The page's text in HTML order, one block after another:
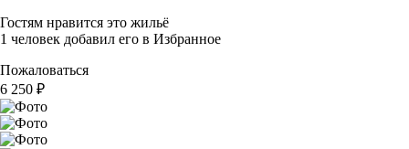
Гостям нравится это жильё
1 человек добавил его в Избранное
Пожаловаться
6 250 ₽